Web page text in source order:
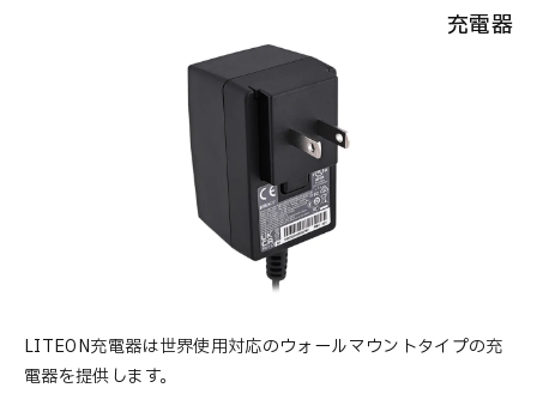
充電器
LITEON充電器は世界使用対応のウォールマウントタイプの充
電器を提供します。